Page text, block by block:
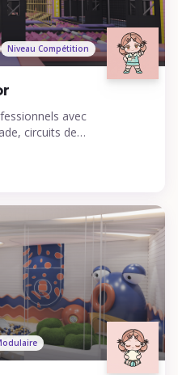
Niveau Compétition
avec
circuits de